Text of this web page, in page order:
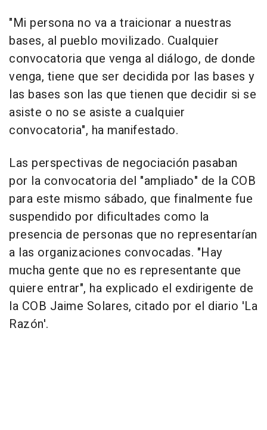
"Mi persona no va a traicionar a nuestras
bases, al pueblo movilizado. Cualquier
convocatoria que venga al diálogo, de donde
venga, tiene que ser decidida por las bases y
las bases son las que tienen que decidir si se
asiste o no se asiste a cualquier
convocatoria", ha manifestado.
Las perspectivas de negociación pasaban
por la convocatoria del "ampliado" de la COB
para este mismo sábado, que finalmente fue
suspendido por dificultades como la
presencia de personas que no representarían
a las organizaciones convocadas. "Hay
mucha gente que no es representante que
quiere entrar", ha explicado el exdirigente de
la COB Jaime Solares, citado por el diario 'La
Razón'.